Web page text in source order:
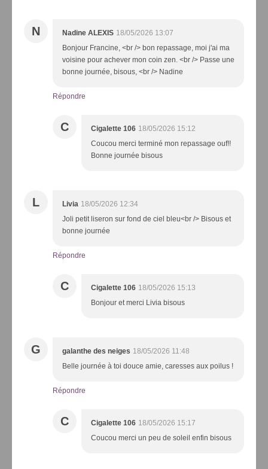
N Nadine ALEXIS 18/05/2026 13:07
Bonjour Francine, <br /> bon repassage, moi j'ai ma
voisine pour achever mon coin zen. <br /> Passe une
bonne journée, bisous, <br /> Nadine
Répondre
C Cigalette 106 18/05/2026 15:12
Coucou merci terminé mon repassage ouf!!
Bonne journée bisous
L Livia 18/05/2026 12:34
Joli petit liseron sur fond de ciel bleu<br /> Bisous et
bonne journée
Répondre
C Cigalette 106 18/05/2026 15:13
Bonjour et merci Livia bisous
G galanthe des neiges 18/05/2026 11:48
Belle journée à toi douce amie, caresses aux poilus !
Répondre
C Cigalette 106 18/05/2026 15:17
Coucou merci un peu de soleil enfin bisous